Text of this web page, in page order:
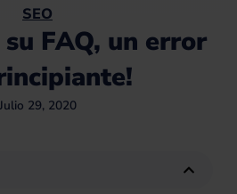
SEO
su FAQ, un error
Julio 29, 2020